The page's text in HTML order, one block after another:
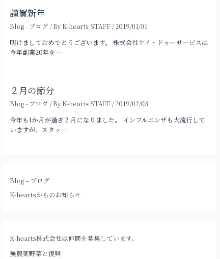
謹賀新年
Blog - ブログ/ ByK-hearts STAFF /2019/01/01
明けましておめでとうございます。 株式会社ケイ・ドゥーサービスは
今年創業20年を…
２月の節分
Blog - ブログ/ ByK-hearts STAFF /2019/02/03
今年も1か月が過ぎ２月になりました。 インフルエンザも大流行して
いますが、スタッ…
Blog – ブログ
K-heartsからのお知らせ
K-hearts株式会社は仲間を募集しています。
無農薬野菜と復興